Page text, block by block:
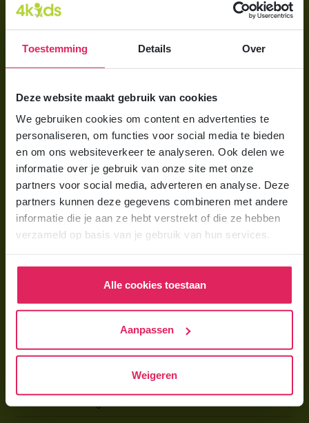
Toestemming Details Over
Deze website maakt gebruik van cookies
We gebruiken cookies om content en advertenties te
personaliseren, om functies voor social media te bieden
en om ons websiteverkeer te analyseren. Ook delen we
informatie over je gebruik van onze site met onze
partners voor social media, adverteren en analyse. Deze
partners kunnen deze gegevens combineren met andere
informatie die je aan ze hebt verstrekt of die ze hebben
verzameld op basis van je gebruik van hun services.
Alle cookies toestaan
Aanpassen
Weigeren
Direct regelen
Aanmelden bij 4Kids
Brochure aanvragen
Voor ouders
Wat is gastouderopvang?
Wat kost een gastouder?
Hoe vind ik een gastouder?
Voor gastouders
Hoe vind ik gastkinderen?
Trainingen & cursussen
Gastouder worden
Wat verdient een gastouder?